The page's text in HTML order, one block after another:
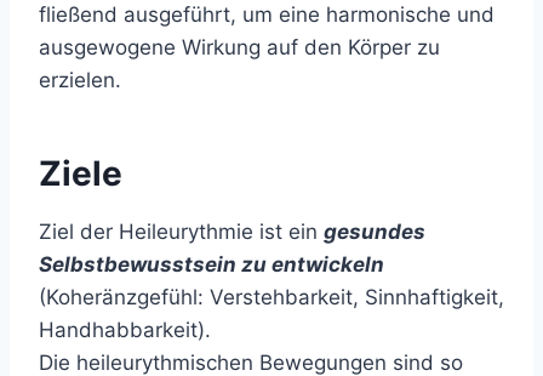
fließend ausgeführt, um eine harmonische und
ausgewogene Wirkung auf den Körper zu
erzielen.
Ziele
Ziel der Heileurythmie ist ein gesundes
Selbstbewusstsein zu entwickeln
(Koheränzgefühl: Verstehbarkeit, Sinnhaftigkeit,
Handhabbarkeit).
Die heileurythmischen Bewegungen sind so